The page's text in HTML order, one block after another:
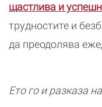
щастлива и
трудностите и
да преодолява
Ето го и разказа